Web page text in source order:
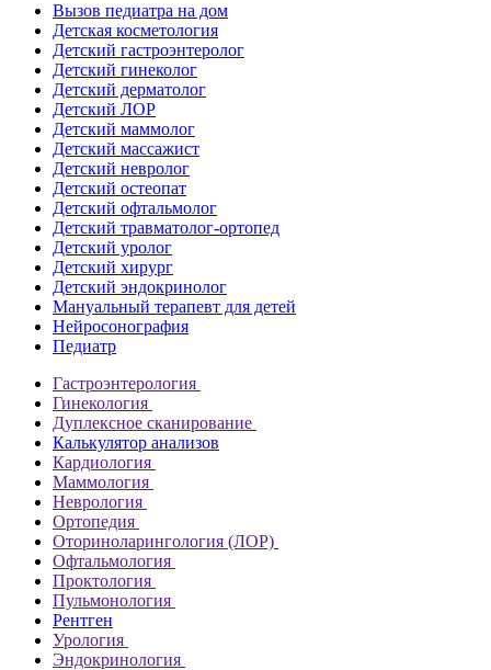
Вызов педиатра на дом
Детская косметология
Детский гастроэнтеролог
Детский гинеколог
Детский дерматолог
Детский ЛОР
Детский маммолог
Детский массажист
Детский невролог
Детский остеопат
Детский офтальмолог
Детский травматолог-ортопед
Детский уролог
Детский хирург
Детский эндокринолог
Мануальный терапевт для детей
Нейросонография
Педиатр
Гастроэнтерология
Гинекология
Дуплексное сканирование
Калькулятор анализов
Кардиология
Маммология
Неврология
Ортопедия
Оториноларингология (ЛОР)
Офтальмология
Проктология
Пульмонология
Рентген
Урология
Эндокринология